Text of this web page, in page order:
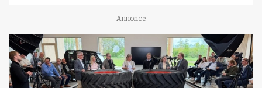
Annonce